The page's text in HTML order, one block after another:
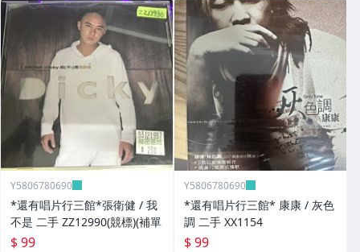
Y5806780690
*還有唱片行三館*張衛健 / 我
不是 二手 ZZ12990(競標)(補單
$ 99
Y5806780690
*還有唱片行三館* 康康 / 灰色
調 二手 XX1154
$ 99